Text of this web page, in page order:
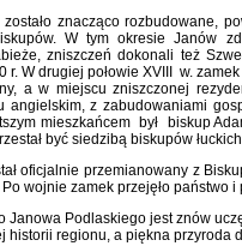
znacząco rozbudowane,
W tym okresie Janów
zniszczeń dokonali też
W drugiej połowie XVIII w. zamek
a w miejscu zniszczonej
angielskim, z zabudowaniami
mieszkańcem był biskup
być siedzibą biskupów
oficjalnie przemianowany z
wojnie zamek przejęło państwo
Janowa Podlaskiego jest znów
regionu, a piękna przyroda